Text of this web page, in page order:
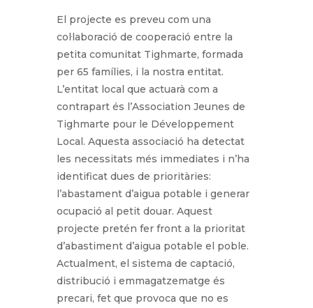
El projecte es preveu com una
col·laboració de cooperació entre la
petita comunitat Tighmarte, formada
per 65 famílies, i la nostra entitat.
L’entitat local que actuarà com a
contrapart és l’Association Jeunes de
Tighmarte pour le Développement
Local. Aquesta associació ha detectat
les necessitats més immediates i n’ha
identificat dues de prioritàries:
l’abastament d’aigua potable i generar
ocupació al petit douar. Aquest
projecte pretén fer front a la prioritat
d’abastiment d’aigua potable el poble.
Actualment, el sistema de captació,
distribució i emmagatzematge és
precari, fet que provoca que no es